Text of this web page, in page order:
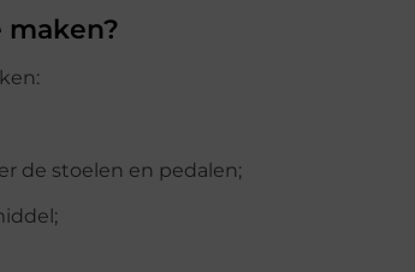
maken?
de stoelen en pedalen;